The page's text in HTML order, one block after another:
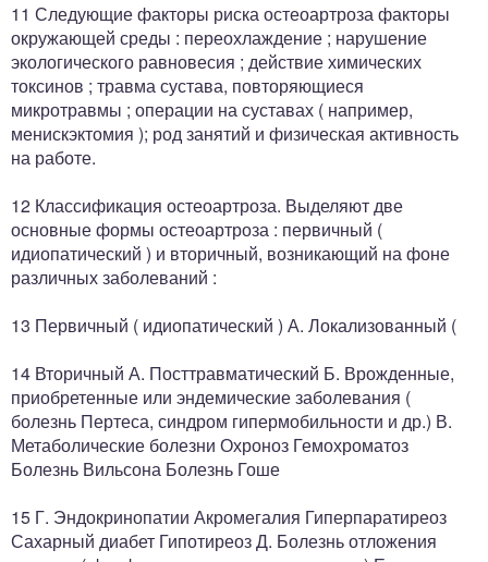
11 Следующие факторы риска остеоартроза факторы
окружающей среды : переохлаждение ; нарушение
экологического равновесия ; действие химических
токсинов ; травма сустава, повторяющиеся
микротравмы ; операции на суставах ( например,
менискэктомия ); род занятий и физическая активность
на работе.
12 Классификация остеоартроза. Выделяют две
основные формы остеоартроза : первичный (
идиопатический ) и вторичный, возникающий на фоне
различных заболеваний :
13 Первичный ( идиопатический ) А. Локализованный (
14 Вторичный А. Посттравматический Б. Врожденные,
приобретенные или эндемические заболевания (
болезнь Пертеса, синдром гипермобильности и др.) В.
Метаболические болезни Охроноз Гемохроматоз
Болезнь Вильсона Болезнь Гоше
15 Г. Эндокринопатии Акромегалия Гиперпаратиреоз
Сахарный диабет Гипотиреоз Д. Болезнь отложения